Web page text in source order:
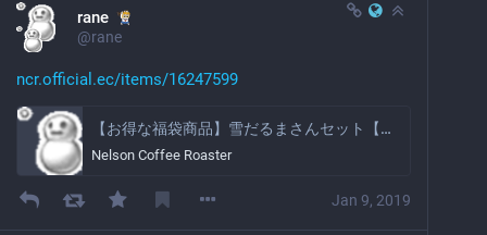
rane
@rane
ncr.official.ec/items/16247599
【お得な福袋商品】雪だるまさんセット【どなたでも購入できます】 | Nelson Coffee Roaster powered by BASE
Nelson Coffee Roaster
Jan 9, 2019